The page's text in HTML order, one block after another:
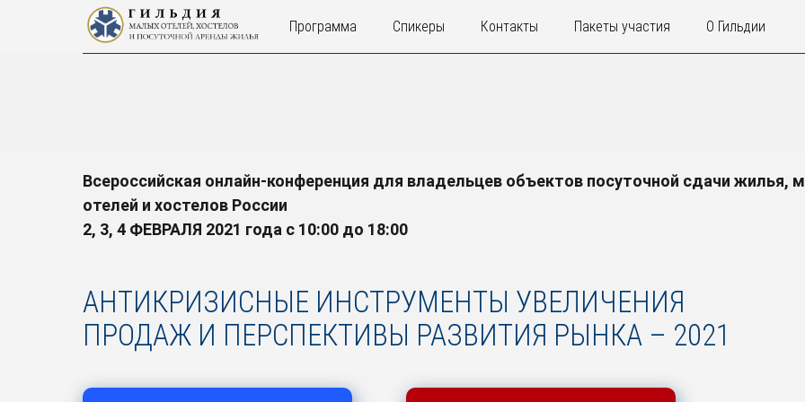
Программа Спикеры Контакты Пакеты участия О Гильдии
АНТИКРИЗИСНЫЕ ИНСТРУМЕНТЫ УВЕЛИЧЕНИЯ
ПРОДАЖ И ПЕРСПЕКТИВЫ РАЗВИТИЯ РЫНКА – 2021
Всероссийская онлайн-конференция для владельцев объектов посуточной сдачи жилья,
отелей и хостелов России
2, 3, 4 ФЕВРАЛЯ 2021 года с 10:00 до 18:00